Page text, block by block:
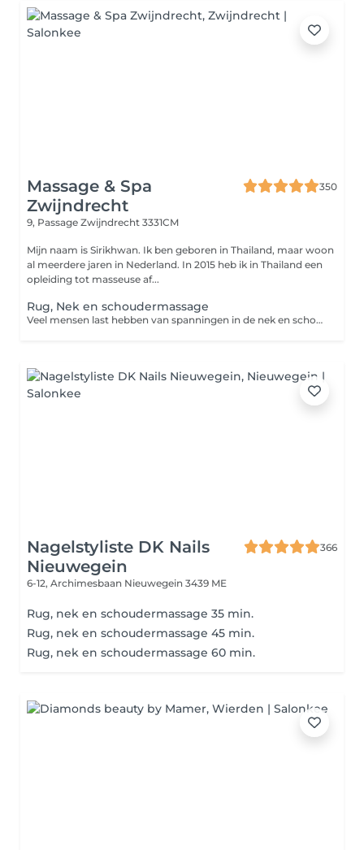
Massage & Spa
Zwijndrecht
350
9, Passage Zwijndrecht 3331CM
Mijn naam is Sirikhwan. Ik ben geboren in Thailand, maar woon
al meerdere jaren in Nederland. In 2015 heb ik in Thailand een
opleiding tot masseuse af...
Rug, Nek en schoudermassage
Veel mensen last hebben van spanningen in de nek en schouders of hebben last van rugklachten, met een rug nek en schoudermassage zorg u ervoor dat de spieren ontspannen; botten, pezen en weefsels flexibel blijven en lichamelijk pijn vermindert. Ook hoofdpijnklachten die vaak het gevolg zijn van aanspanning van de spieren in de schouders en nek kunnen met deze massage verholpen worden.
Nagelstyliste DK Nails
Nieuwegein
366
6-12, Archimesbaan Nieuwegein 3439 ME
Rug, nek en schoudermassage 35 min.
Rug, nek en schoudermassage 45 min.
Rug, nek en schoudermassage 60 min.